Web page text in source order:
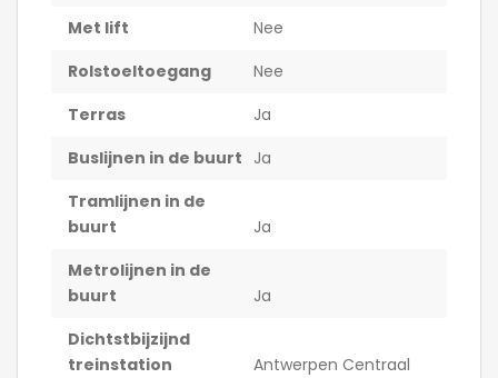
Met lift
Nee
Rolstoeltoegang
Nee
Terras
Ja
Buslijnen in de buurt Ja
Tramlijnen in de
buurt
Ja
Metrolijnen in de
buurt
Ja
Dichtstbijzijnd
treinstation
Antwerpen Centraal